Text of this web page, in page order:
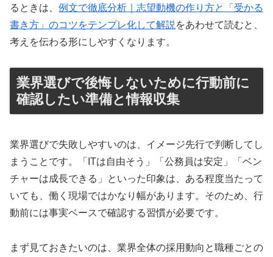
るときは、 例文で徹底分析｜志望動機の作り方と「受かる
書き方」のコツをテンプレ化して解説 をあわせて読むと、
考えを伝わる形にしやすくなります。
業界選びで後悔しないために行動前に
確認したい準備と情報収集
業界選びで失敗しやすいのは、イメージ先行で判断してし
まうことです。「ITは自由そう」「公務員は安定」「ベン
チャーは成長できる」といった印象は、ある程度当たって
いても、働く現場ではかなり幅があります。そのため、行
動前には事実ベースで確認する習慣が必要です。
まず見ておきたいのは、業界全体の採用動向と職種ごとの